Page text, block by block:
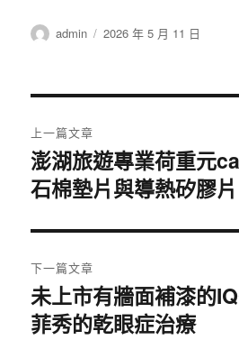
作
admin
發
2026 年 5 月 11 日
章
導
覽
上一篇文章
上
一
文
章:
澎湖旅遊專業荷重元
石棉墊片與導熱矽膠片
下一篇文章
下
一
未上市有牆面補漆的
菲秀的乾眼症治療